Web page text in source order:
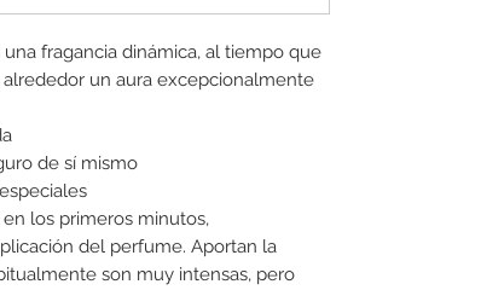
fragancia dinámica, al tiempo que
un aura excepcionalmente
de sí mismo
los primeros minutos,
del perfume. Aportan la
son muy intensas, pero